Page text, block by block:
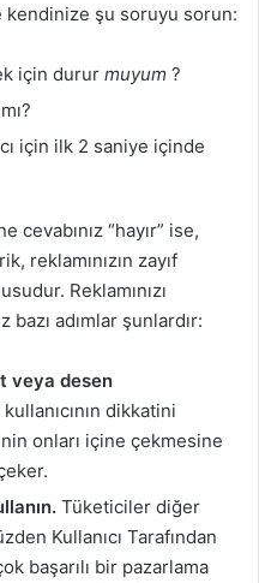
kendinize şu soruyu sorun:
için durur muyum ?
için ilk 2 saniye içinde
cevabınız “hayır” ise,
reklamınızın zayıf
Reklamınızı
adımlar şunlardır:
veya desen
dikkatini
onları içine çekmesine
Tüketiciler diğer
Kullanıcı Tarafından
başarılı bir pazarlama